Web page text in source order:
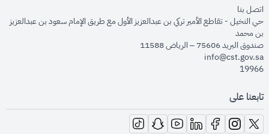
اتصل بنا
حي النخيل - تقاطع الأمير تركي بن عبدالعزيز الأول مع طريق الإمام سعود بن عبدالعزيز
بن محمد
صندوق البريد 75606 – الرياض 11588
info@cst.gov.sa
19966
تابعنا على
opens in new window
opens in new window
opens in new window
opens in new window
opens in new window
opens in new window
opens in new window